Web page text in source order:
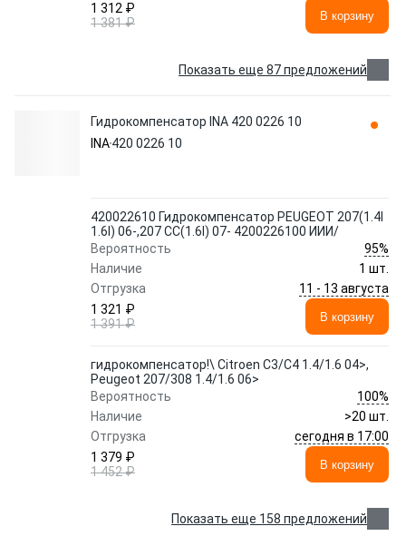
1 312 ₽
1 381 ₽
В корзину
Показать еще 87 предложений
Гидрокомпенсатор INA 420 0226 10
INA420 0226 10
420022610 Гидрокомпенсатор PEUGEOT 207(1.4I
1.6I) 06-,207 CC(1.6I) 07- 4200226100 ИИИ/
Вероятность
95%
Наличие
1 шт.
Отгрузка
11 - 13 августа
1 321 ₽
1 391 ₽
В корзину
гидрокомпенсатор!\ Citroen С3/C4 1.4/1.6 04>,
Peugeot 207/308 1.4/1.6 06>
Вероятность
100%
Наличие
>20 шт.
Отгрузка
сегодня в 17:00
1 379 ₽
1 452 ₽
В корзину
Показать еще 158 предложений